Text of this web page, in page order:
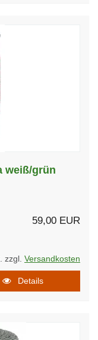
weiß/grün
59,00 EUR
zzgl. Versandkosten
Details